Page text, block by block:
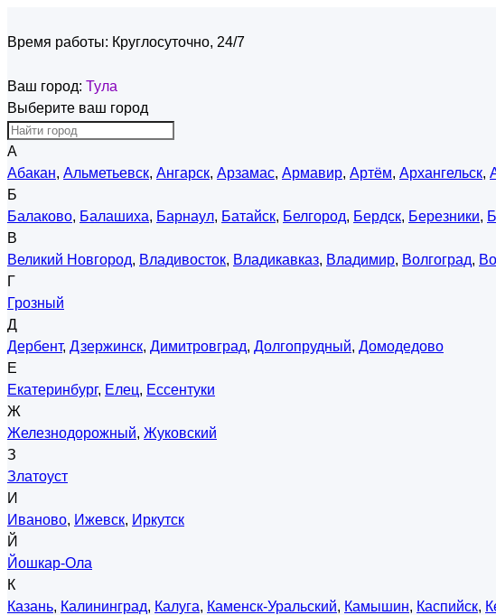
Время работы: Круглосуточно, 24/7
Ваш город: Тула
Выберите ваш город
А
Абакан, Альметьевск, Ангарск, Арзамас, Армавир, Артём, Архангельск,
Б
Балаково, Балашиха, Барнаул, Батайск, Белгород, Бердск, Березники,
В
Великий Новгород, Владивосток, Владикавказ, Владимир, Волгоград,
Г
Грозный
Д
Дербент, Дзержинск, Димитровград, Долгопрудный, Домодедово
Е
Екатеринбург, Елец, Ессентуки
Ж
Железнодорожный, Жуковский
З
Златоуст
И
Иваново, Ижевск, Иркутск
Й
Йошкар-Ола
К
Казань, Калининград, Калуга, Каменск-Уральский, Камышин, Каспийск,